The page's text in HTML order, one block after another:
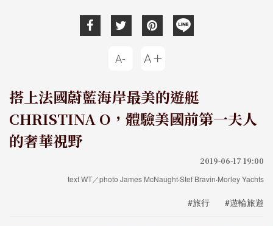
搭上法國蔚藍海岸最美的遊艇
CHRISTINA O，體驗美國前第一夫人
的奢華視野
2019-06-17 19:00
text WT／photo James McNaught‧Stef Bravin‧Morley Yachts
#旅行 #遊輪旅遊